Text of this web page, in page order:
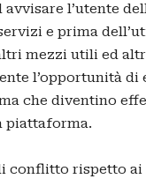
avvisare l’utente
e prima
mezzi utili ed
l’opportunità di
che diventino
piattaforma.
conflitto rispetto